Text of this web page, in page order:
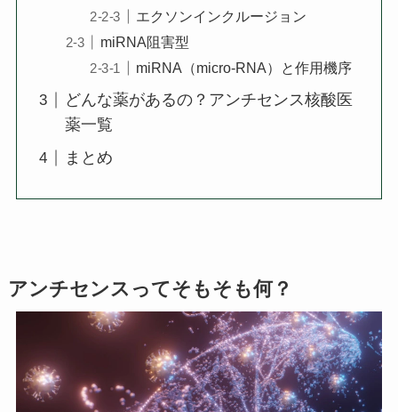
エクソンインクルージョン
miRNA阻害型
miRNA（micro-RNA）と作用機序
どんな薬があるの？アンチセンス核酸医
薬一覧
まとめ
アンチセンスってそもそも何？